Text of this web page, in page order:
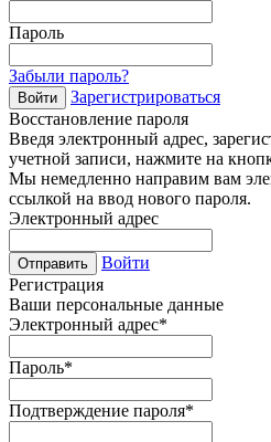
Пароль
Забыли пароль?
Войти
Зарегистрироваться
Восстановление пароля
Введя электронный адрес,
учетной записи, нажмите на
Мы немедленно направим вам
ссылкой на ввод нового пароля.
Электронный адрес
Отправить
Войти
Регистрация
Ваши персональные данные
Электронный адрес*
Пароль*
Подтверждение пароля*